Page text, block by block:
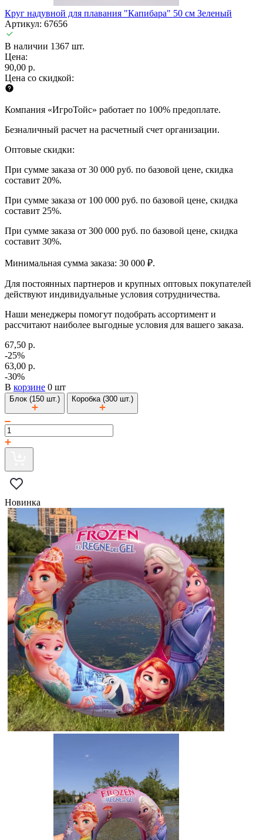
Круг надувной для плавания "Капибара" 50 см Зеленый
Артикул: 67656
В наличии 1367 шт.
Цена:
90,00 р.
Цена со скидкой:
Компания «ИгроТойс» работает по 100% предоплате.
Безналичный расчет на расчетный счет организации.
Оптовые скидки:
При сумме заказа от 30 000 руб. по базовой цене, скидка
составит 20%.
При сумме заказа от 100 000 руб. по базовой цене, скидка
составит 25%.
При сумме заказа от 300 000 руб. по базовой цене, скидка
составит 30%.
Минимальная сумма заказа: 30 000 ₽.
Для постоянных партнеров и крупных оптовых покупателей
действуют индивидуальные условия сотрудничества.
Наши менеджеры помогут подобрать ассортимент и
рассчитают наиболее выгодные условия для вашего заказа.
67,50 р.
-25%
63,00 р.
-30%
В корзине 0 шт
Блок (150 шт.) Коробка (300 шт.)
Новинка